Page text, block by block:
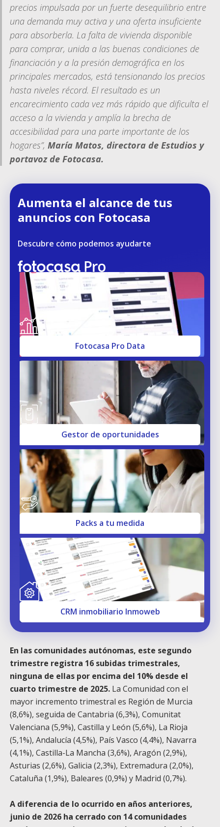
precios impulsada por un fuerte desequilibrio entre
una demanda muy activa y una oferta insuficiente
para absorberla. La falta de vivienda disponible
para comprar, unida a las buenas condiciones de
financiación y a la presión demográfica en los
principales mercados, está tensionando los precios
hasta niveles récord. El resultado es un
encarecimiento cada vez más rápido que dificulta el
acceso a la vivienda y amplía la brecha de
accesibilidad para una parte importante de los
hogares”, María Matos, directora de Estudios y
portavoz de Fotocasa.
Aumenta el alcance de tus
anuncios con Fotocasa
Descubre cómo podemos ayudarte
Fotocasa Pro Data
Gestor de oportunidades
Packs a tu medida
CRM inmobiliario Inmoweb
En las comunidades autónomas, este segundo
trimestre registra 16 subidas trimestrales,
ninguna de ellas por encima del 10% desde el
cuarto trimestre de 2025. La Comunidad con el
mayor incremento trimestral es Región de Murcia
(8,6%), seguida de Cantabria (6,3%), Comunitat
Valenciana (5,9%), Castilla y León (5,6%), La Rioja
(5,1%), Andalucía (4,5%), País Vasco (4,4%), Navarra
(4,1%), Castilla-La Mancha (3,6%), Aragón (2,9%),
Asturias (2,6%), Galicia (2,3%), Extremadura (2,0%),
Cataluña (1,9%), Baleares (0,9%) y Madrid (0,7%).
A diferencia de lo ocurrido en años anteriores,
junio de 2026 ha cerrado con 14 comunidades